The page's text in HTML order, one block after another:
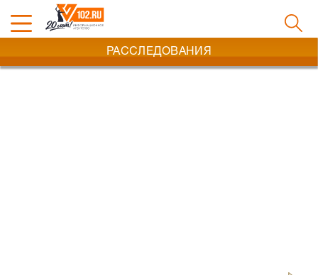
РАССЛЕДОВАНИЯ